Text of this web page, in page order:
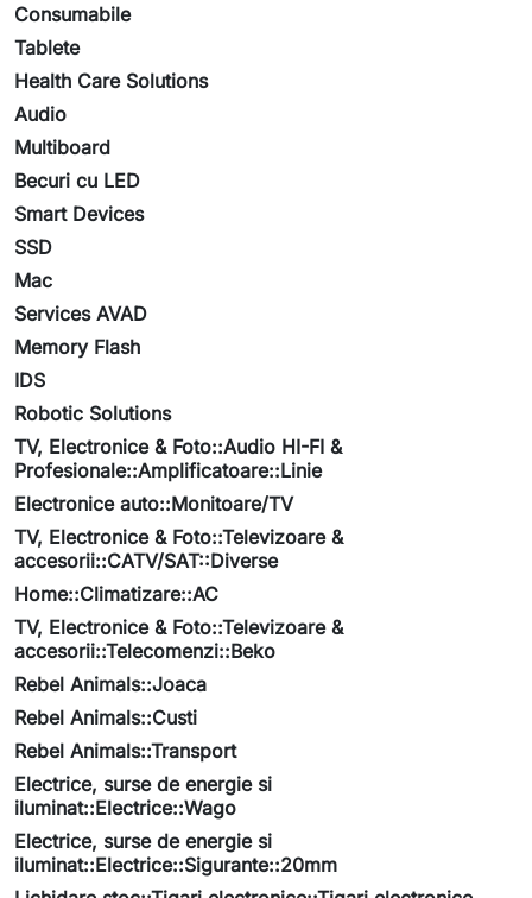
Consumabile
Tablete
Health Care Solutions
Audio
Multiboard
Becuri cu LED
Smart Devices
SSD
Mac
Services AVAD
Memory Flash
IDS
Robotic Solutions
TV, Electronice & Foto::Audio HI-FI &
Profesionale::Amplificatoare::Linie
Electronice auto::Monitoare/TV
TV, Electronice & Foto::Televizoare &
accesorii::CATV/SAT::Diverse
Home::Climatizare::AC
TV, Electronice & Foto::Televizoare &
accesorii::Telecomenzi::Beko
Rebel Animals::Joaca
Rebel Animals::Custi
Rebel Animals::Transport
Electrice, surse de energie si
iluminat::Electrice::Wago
Electrice, surse de energie si
iluminat::Electrice::Sigurante::20mm